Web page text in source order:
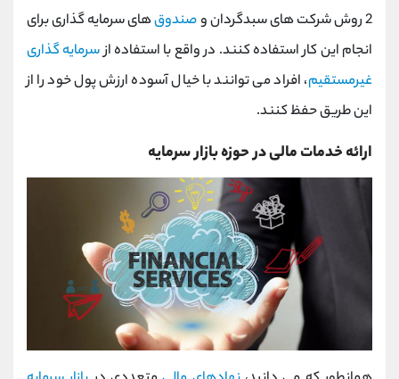
2 روش شرکت های سبدگردان و
صندوقهای سرمایه گذاری برای
انجام این کار استفاده کنند. در واقع با استفاده ازسرمایه گذاری
غیرمستقیم، افراد می توانند با خیال آسوده ارزش پول خود را از
این طریق حفظ کنند.
ارائه خدمات مالی در حوزه بازار سرمایه